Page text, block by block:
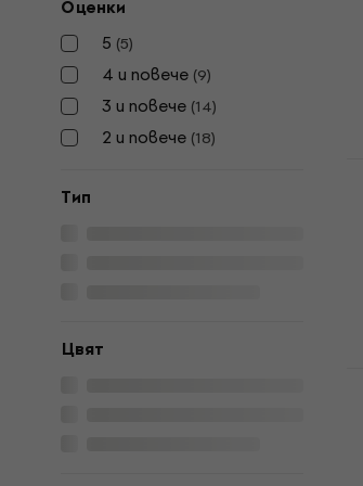
Оценки
5 (5)
4 и повече (9)
3 и повече (14)
2 и повече (18)
Tип
Цвят